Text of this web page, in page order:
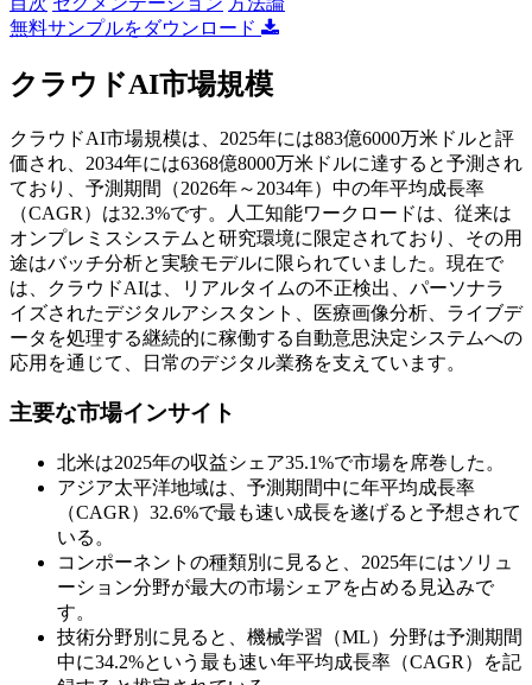
無料サンプルをダウンロード
クラウドAI市場規模
クラウドAI市場規模は、2025年には883億6000万米ドルと評
価され、2034年には6368億8000万米ドルに達すると予測され
ており、予測期間（2026年～2034年）中の年平均成長率
（CAGR）は32.3%です。人工知能ワークロードは、従来は
オンプレミスシステムと研究環境に限定されており、その用
途はバッチ分析と実験モデルに限られていました。現在で
は、クラウドAIは、リアルタイムの不正検出、パーソナラ
イズされたデジタルアシスタント、医療画像分析、ライブデ
ータを処理する継続的に稼働する自動意思決定システムへの
応用を通じて、日常のデジタル業務を支えています。
主要な市場インサイト
北米は2025年の収益シェア35.1%で市場を席巻した。
アジア太平洋地域は、予測期間中に年平均成長率
（CAGR）32.6%で最も速い成長を遂げると予想されて
いる。
コンポーネントの種類別に見ると、2025年にはソリュ
ーション分野が最大の市場シェアを占める見込みで
す。
技術分野別に見ると、機械学習（ML）分野は予測期間
中に34.2%という最も速い年平均成長率（CAGR）を記